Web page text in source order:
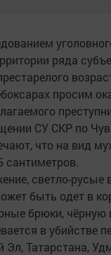
ряда
просим
СУ СКР по
что на вид
сантиметров.
светло-
быть одет в
брюки,
в убийстве
Эл, Татарстана,